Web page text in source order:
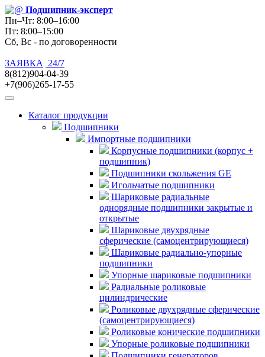
Подшипник-эксперт
Пн–Чт: 8:00–16:00
Пт: 8:00–15:00
Сб, Вс - по договоренности
ЗАЯВКА
24/7
8(812)904-04-39
+7(906)265-17-55
Каталог продукции
Подшипники
Импортные подшипники
Корпусные подшипники (корпус +
подшипник)
Подшипники скольжения GE
Игольчатые подшипники
Шариковые радиальные
однорядные подшипники закрытые и
открытые
Шариковые двухрядные
сферические (самоцентрирующиеся)
Шариковые радиально-упорные
подшипники
Упорные шариковые подшипники
Радиальные роликовые
цилиндрические
Роликовые двухрядные сферические
(самоцентрирующиеся)
Роликовые конические подшипники
Упорные роликовые подшипники